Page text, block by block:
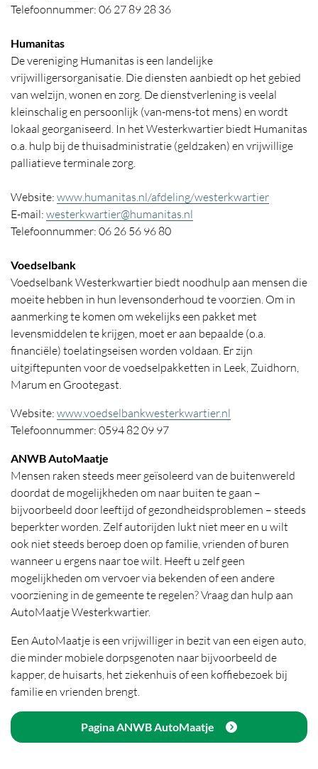
Telefoonnummer: 06 27 89 28 36
Humanitas
De vereniging Humanitas is een landelijke
vrijwilligersorganisatie. Die diensten aanbiedt op het gebied
van welzijn, wonen en zorg. De dienstverlening is veelal
kleinschalig en persoonlijk (van-mens-tot mens) en wordt
lokaal georganiseerd. In het Westerkwartier biedt Humanitas
o.a. hulp bij de thuisadministratie (geldzaken) en vrijwillige
palliatieve terminale zorg.
Website: www.humanitas.nl/afdeling/westerkwartier
E-mail: westerkwartier@humanitas.nl
Telefoonnummer: 06 26 56 96 80
Voedselbank
Voedselbank Westerkwartier biedt noodhulp aan mensen die
moeite hebben in hun levensonderhoud te voorzien. Om in
aanmerking te komen om wekelijks een pakket met
levensmiddelen te krijgen, moet er aan bepaalde (o.a.
financiële) toelatingseisen worden voldaan. Er zijn
uitgiftepunten voor de voedselpakketten in Leek, Zuidhorn,
Marum en Grootegast.
Website: www.voedselbankwesterkwartier.nl
Telefoonnummer: 0594 82 09 97
ANWB AutoMaatje
Mensen raken steeds meer geïsoleerd van de buitenwereld
doordat de mogelijkheden om naar buiten te gaan –
bijvoorbeeld door leeftijd of gezondheidsproblemen – steeds
beperkter worden. Zelf autorijden lukt niet meer en u wilt
ook niet steeds beroep doen op familie, vrienden of buren
wanneer u ergens naar toe wilt. Heeft u zelf geen
mogelijkheden om vervoer via bekenden of een andere
voorziening in de gemeente te regelen? Vraag dan hulp aan
AutoMaatje Westerkwartier.
Een AutoMaatje is een vrijwilliger in bezit van een eigen auto,
die minder mobiele dorpsgenoten naar bijvoorbeeld de
kapper, de huisarts, het ziekenhuis of een koffiebezoek bij
familie en vrienden brengt.
Pagina ANWB AutoMaatje